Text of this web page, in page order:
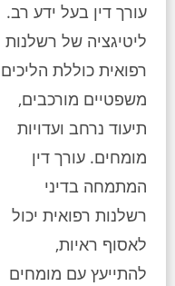
עורך דין בעל ידע רב.
ליטיגציה של רשלנות
רפואית כוללת הליכים
משפטיים מורכבים,
תיעוד נרחב ועדויות
מומחים. עורך דין
המתמחה בדיני
רשלנות רפואית יכול
לאסוף ראיות,
להתייעץ עם מומחים